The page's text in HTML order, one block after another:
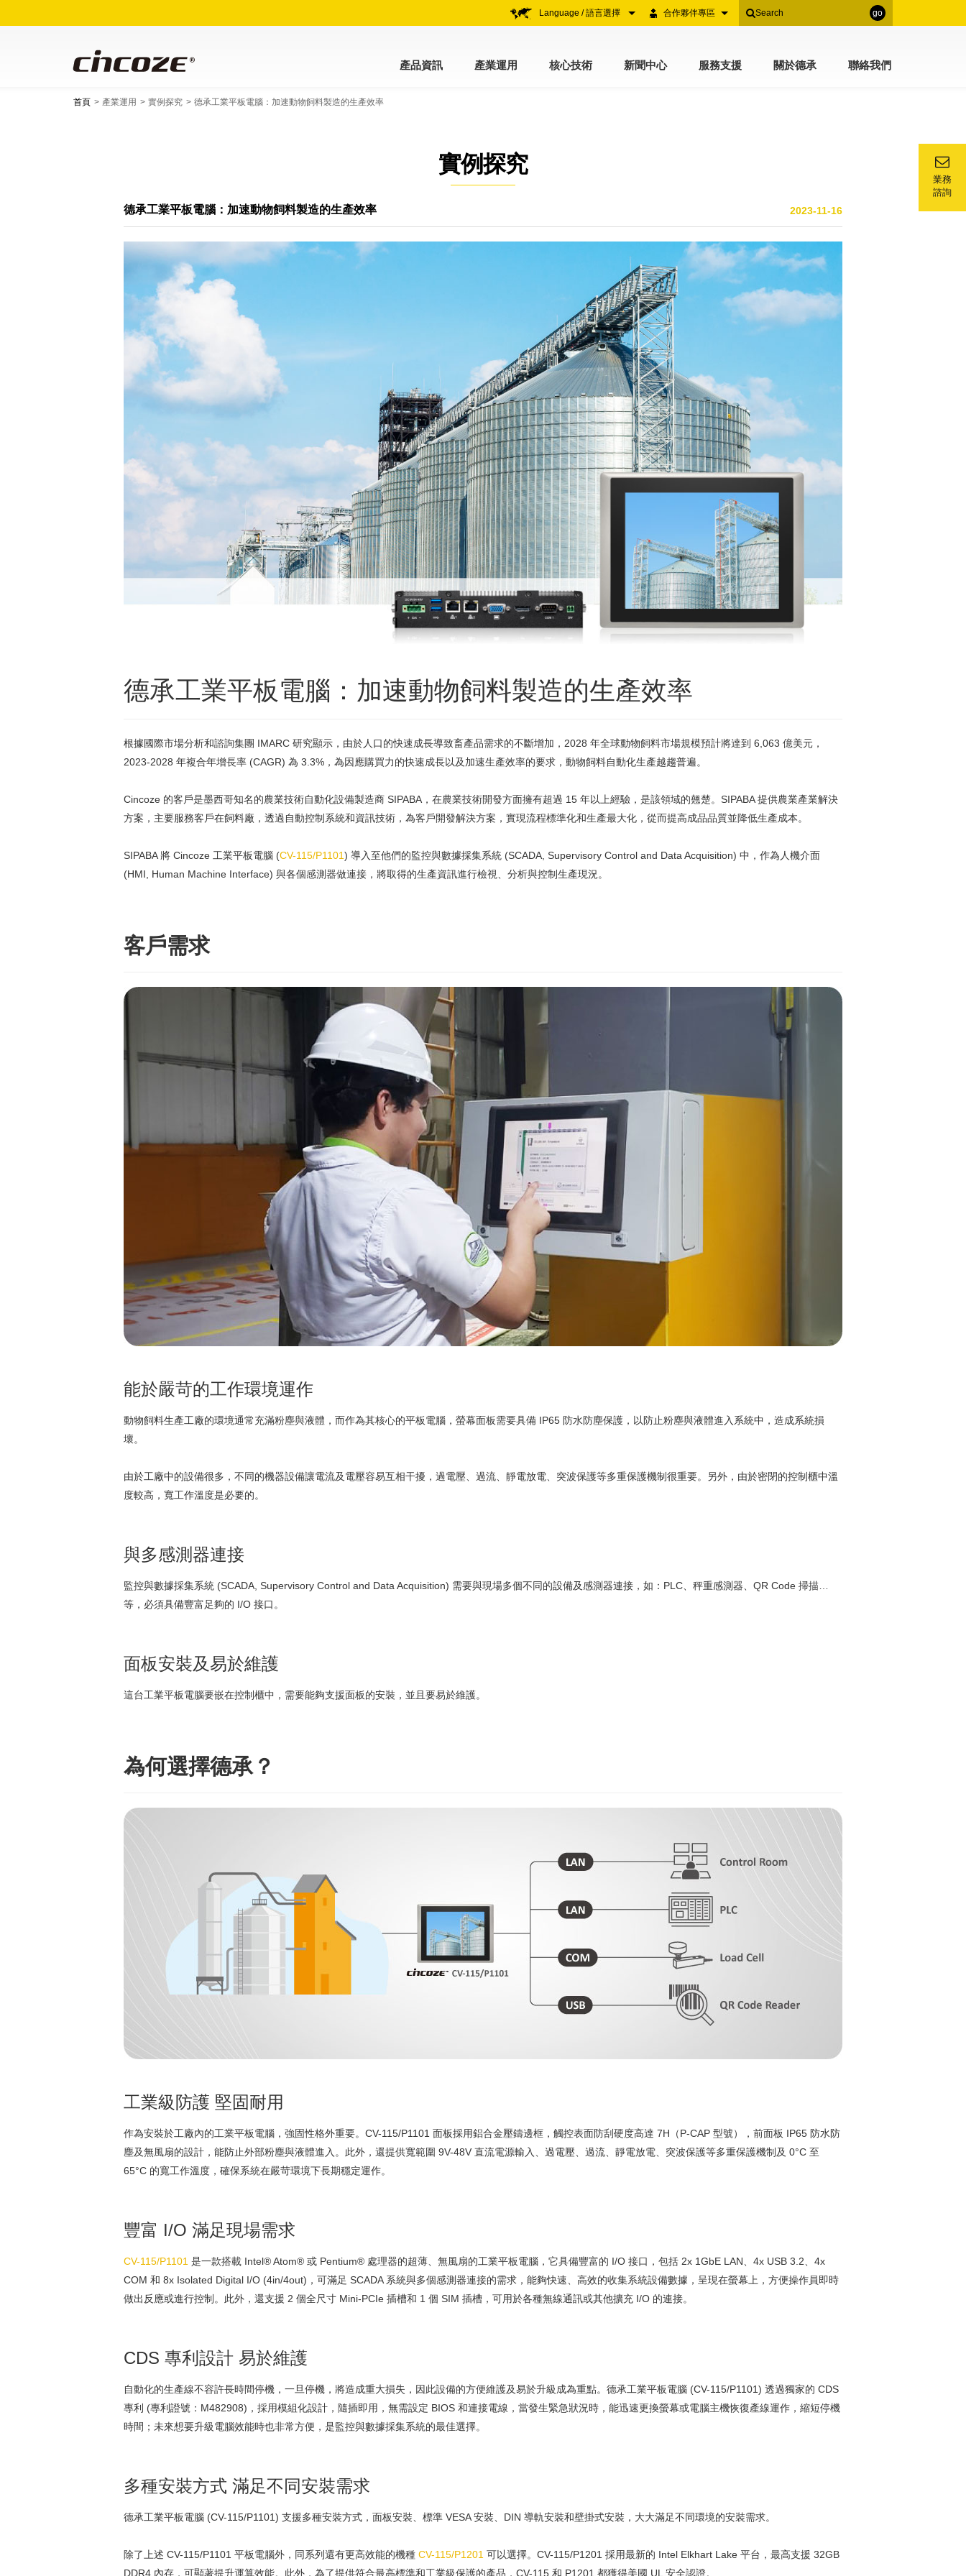
go
合作夥伴專區
Language / 語言選擇
產品資訊 產業運用 核心技術 新聞中心 服務支援 關於德承 聯絡我們
業務
諮詢
首頁 產業運用 實例探究 德承工業平板電腦：加速動物飼料製造的生產效率
實例探究
2023-11-16
德承工業平板電腦：加速動物飼料製造的生產效率
德承工業平板電腦：加速動物飼料製造的生產效率
根據國際市場分析和諮詢集團 IMARC 研究顯示，由於人口的快速成長導致畜產品需求的不斷增加，2028 年全球動物飼料市場規模預計將達到 6,063 億美元，
2023-2028 年複合年增長率 (CAGR) 為 3.3%，為因應購買力的快速成長以及加速生產效率的要求，動物飼料自動化生產越趨普遍。
Cincoze 的客戶是墨西哥知名的農業技術自動化設備製造商 SIPABA，在農業技術開發方面擁有超過 15 年以上經驗，是該領域的翹楚。SIPABA 提供農業產業解決
方案，主要服務客戶在飼料廠，透過自動控制系統和資訊技術，為客戶開發解決方案，實現流程標準化和生產最大化，從而提高成品品質並降低生產成本。
SIPABA 將 Cincoze 工業平板電腦 (CV-115/P1101) 導入至他們的監控與數據採集系統 (SCADA, Supervisory Control and Data Acquisition) 中，作為人機介面
(HMI, Human Machine Interface) 與各個感測器做連接，將取得的生產資訊進行檢視、分析與控制生產現況。
客戶需求
能於嚴苛的工作環境運作
動物飼料生產工廠的環境通常充滿粉塵與液體，而作為其核心的平板電腦，螢幕面板需要具備 IP65 防水防塵保護，以防止粉塵與液體進入系統中，造成系統損
壞。
由於工廠中的設備很多，不同的機器設備讓電流及電壓容易互相干擾，過電壓、過流、靜電放電、突波保護等多重保護機制很重要。另外，由於密閉的控制櫃中溫
度較高，寬工作溫度是必要的。
與多感測器連接
監控與數據採集系統 (SCADA, Supervisory Control and Data Acquisition) 需要與現場多個不同的設備及感測器連接，如：PLC、秤重感測器、QR Code 掃描…
等，必須具備豐富足夠的 I/O 接口。
面板安裝及易於維護
這台工業平板電腦要嵌在控制櫃中，需要能夠支援面板的安裝，並且要易於維護。
為何選擇德承？
工業級防護 堅固耐用
作為安裝於工廠內的工業平板電腦，強固性格外重要。CV-115/P1101 面板採用鋁合金壓鑄邊框，觸控表面防刮硬度高達 7H（P-CAP 型號），前面板 IP65 防水防
塵及無風扇的設計，能防止外部粉塵與液體進入。此外，還提供寬範圍 9V-48V 直流電源輸入、過電壓、過流、靜電放電、突波保護等多重保護機制及 0°C 至
65°C 的寬工作溫度，確保系統在嚴苛環境下長期穩定運作。
豐富 I/O 滿足現場需求
CV-115/P1101 是一款搭載 Intel® Atom® 或 Pentium® 處理器的超薄、無風扇的工業平板電腦，它具備豐富的 I/O 接口，包括 2x 1GbE LAN、4x USB 3.2、4x
COM 和 8x Isolated Digital I/O (4in/4out)，可滿足 SCADA 系統與多個感測器連接的需求，能夠快速、高效的收集系統設備數據，呈現在螢幕上，方便操作員即時
做出反應或進行控制。此外，還支援 2 個全尺寸 Mini-PCIe 插槽和 1 個 SIM 插槽，可用於各種無線通訊或其他擴充 I/O 的連接。
CDS 專利設計 易於維護
自動化的生產線不容許長時間停機，一旦停機，將造成重大損失，因此設備的方便維護及易於升級成為重點。德承工業平板電腦 (CV-115/P1101) 透過獨家的 CDS
專利 (專利證號：M482908)，採用模組化設計，隨插即用，無需設定 BIOS 和連接電線，當發生緊急狀況時，能迅速更換螢幕或電腦主機恢復產線運作，縮短停機
時間；未來想要升級電腦效能時也非常方便，是監控與數據採集系統的最佳選擇。
多種安裝方式 滿足不同安裝需求
德承工業平板電腦 (CV-115/P1101) 支援多種安裝方式，面板安裝、標準 VESA 安裝、DIN 導軌安裝和壁掛式安裝，大大滿足不同環境的安裝需求。
除了上述 CV-115/P1101 平板電腦外，同系列還有更高效能的機種 CV-115/P1201 可以選擇。CV-115/P1201 採用最新的 Intel Elkhart Lake 平台，最高支援 32GB
DDR4 內存，可顯著提升運算效能。此外，為了提供符合最高標準和工業級保護的產品，CV-115 和 P1201 都獲得美國 UL 安全認證。